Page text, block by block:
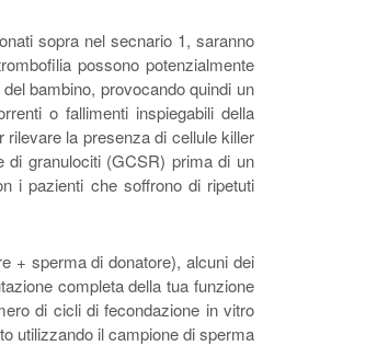
sopra nel secnario 1, saranno
possono potenzialmente
bambino, provocando quindi un
o fallimenti inspiegabili della
la presenza di cellule killer
di granulociti (GCSR) prima di un
i pazienti che soffrono di ripetuti
+ sperma di donatore), alcuni dei
completa della tua funzione
di cicli di fecondazione in vitro
utilizzando il campione di sperma